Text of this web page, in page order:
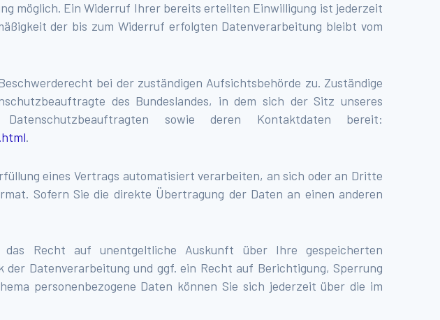
möglich. Ein Widerruf Ihrer bereits erteilten Einwilligung ist jederzeit
der bis zum Widerruf erfolgten Datenverarbeitung bleibt vom
bei der zuständigen Aufsichtsbehörde zu. Zuständige
des Bundeslandes, in dem sich der Sitz unseres
sowie deren Kontaktdaten bereit:
.
eines Vertrags automatisiert verarbeiten, an sich oder an Dritte
Sofern Sie die direkte Übertragung der Daten an einen anderen
Recht auf unentgeltliche Auskunft über Ihre gespeicherten
Datenverarbeitung und ggf. ein Recht auf Berichtigung, Sperrung
personenbezogene Daten können Sie sich jederzeit über die im